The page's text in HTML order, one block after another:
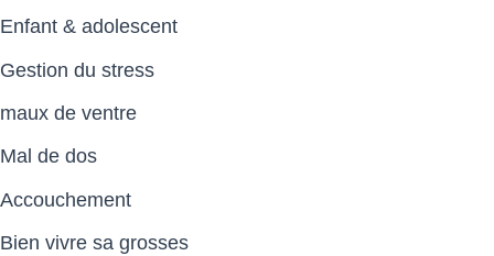
Enfant & adolescent
Gestion du stress
maux de ventre
Mal de dos
Accouchement
Bien vivre sa grosses